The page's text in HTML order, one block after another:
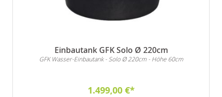
Einbautank GFK Solo Ø 220cm
GFK Wasser-Einbautank - Solo Ø 220cm - Höhe 60cm
1.499,00 €